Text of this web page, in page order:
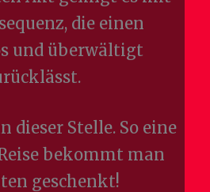
die einen
und überwältigt
dieser Stelle. So eine
bekommt man
geschenkt!